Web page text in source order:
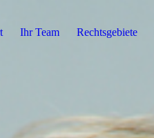
Ihr Team Rechtsgebiete